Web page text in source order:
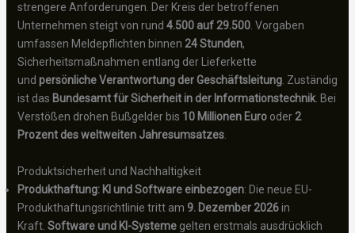
strengere Anforderungen. Der Kreis der betroffenen
Unternehmen steigt von rund 4.500 auf 29.500. Vorgaben
umfassen Meldepflichten binnen 24 Stunden,
Sicherheitsmaßnahmen entlang der Lieferkette
und persönliche Verantwortung der Geschäftsleitung. Zuständig
ist das Bundesamt für Sicherheit in der Informationstechnik. Bei
Verstößen drohen Bußgelder bis 10 Millionen Eurooder2
Prozent des weltweiten Jahresumsatzes.
Produktsicherheit und Nachhaltigkeit
Produkthaftung: KI und Software einbezogen: Die neue EU-
Produkthaftungsrichtlinie tritt am 9. Dezember 2026in
Kraft. Software und KI-Systemegelten erstmals ausdrücklich